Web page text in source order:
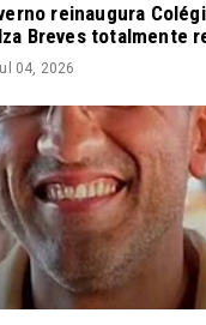
reinaugura
Breves totalmente
04, 2026